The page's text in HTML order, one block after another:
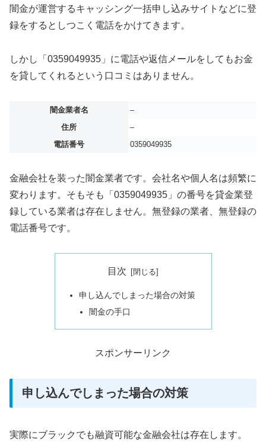
闇金が運営するキャッシング一括申し込みサイトなどに登
録をするとしつこく電話をかけてきます。
しかし「0359049935」に電話や返信メールをしてもお金
を貸してくれるという口コミはありません。
闇金業者名
–
住所
–
電話番号
0359049935
金融会社を装った闇金業者です。会社名や個人名は頻繁に
変わります。そもそも「0359049935」の番号を貸金業登
録している業者は存在しません。無登録の業者、無登録の
電話番号です。
目次
申し込んでしまった場合の対策
闇金の手口
スポンサーリンク
申し込んでしまった場合の対策
実際にブラックでも融資可能な金融会社は存在します。